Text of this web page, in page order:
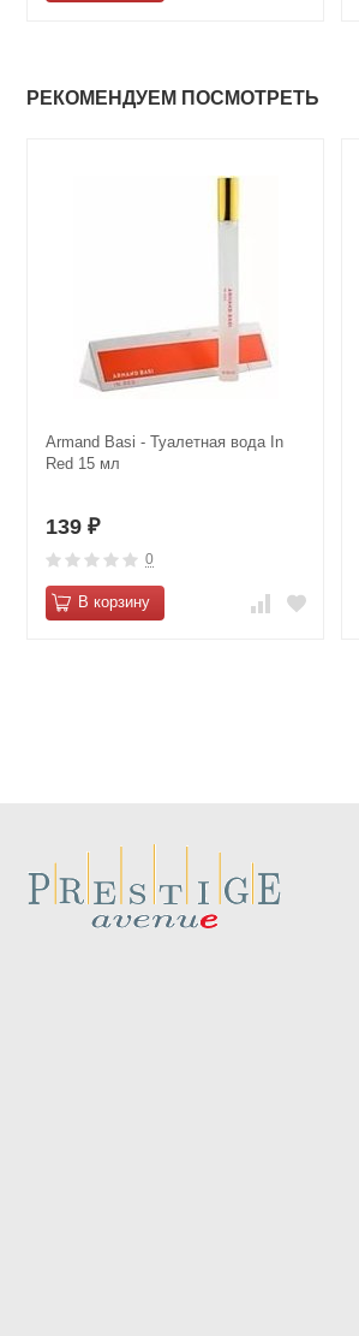
РЕКОМЕНДУЕМ ПОСМОТРЕТЬ
Armand Basi - Туалетная вода In
Red 15 мл
139 ₽
0
В корзину